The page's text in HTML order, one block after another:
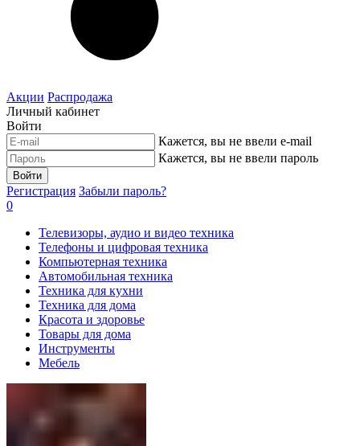
Акции Распродажа
Личный кабинет
Войти
Кажется, вы не ввели e-mail
Кажется, вы не ввели пароль
Войти
Регистрация Забыли пароль?
0
Телевизоры, аудио и видео техника
Телефоны и цифровая техника
Компьютерная техника
Автомобильная техника
Техника для кухни
Техника для дома
Красота и здоровье
Товары для дома
Инструменты
Мебель